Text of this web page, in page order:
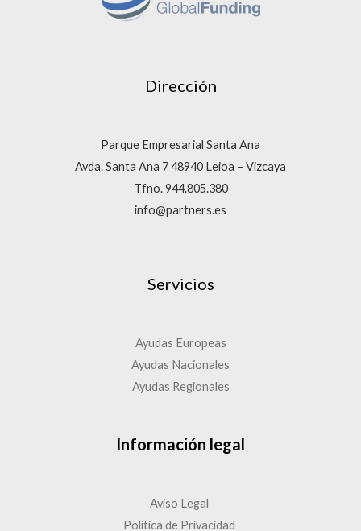
Dirección
Parque Empresarial Santa Ana
Avda. Santa Ana 7 48940 Leioa – Vizcaya
Tfno. 944.805.380
info@partners.es
Servicios
Ayudas Europeas
Ayudas Nacionales
Ayudas Regionales
Información legal
Aviso Legal
Política de Privacidad